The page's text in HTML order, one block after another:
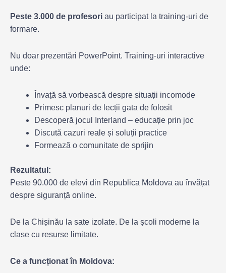
Peste 3.000 de profesori au participat la training-uri de
formare.
Nu doar prezentări PowerPoint. Training-uri interactive
unde:
Învață să vorbească despre situații incomode
Primesc planuri de lecții gata de folosit
Descoperă jocul Interland – educație prin joc
Discută cazuri reale și soluții practice
Formează o comunitate de sprijin
Rezultatul:
Peste 90.000 de elevi din Republica Moldova au învățat
despre siguranță online.
De la Chișinău la sate izolate. De la școli moderne la
clase cu resurse limitate.
Ce a funcționat în Moldova: